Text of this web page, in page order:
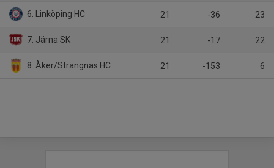
6. Linköping HC 21 -36 23
7. Järna SK 21 -17 22
8. Åker/Strängnäs HC 21 -153 6